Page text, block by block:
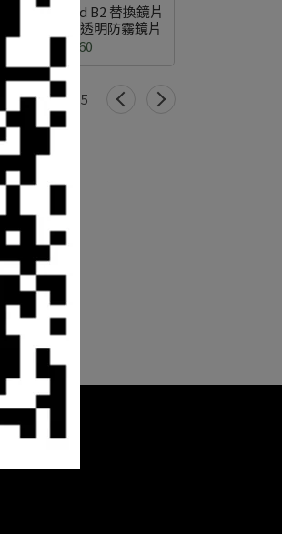
- Blastshield B2 替換鏡片
902) 抗彈，透明防霧鏡片
NT$4,860
1 5